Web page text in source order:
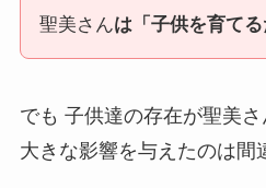
聖美さんは「子供を育て
でも 子供達の存在が聖美
大きな影響を与えたのは間